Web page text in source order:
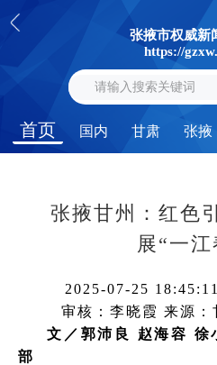
张掖市权威新
https://
首页 国内 甘肃 张掖
张掖甘州：红色
展“一江
2025-07-25 18:45:11
审核：李晓霞 来源：
文／郭沛良 赵海容 徐
部